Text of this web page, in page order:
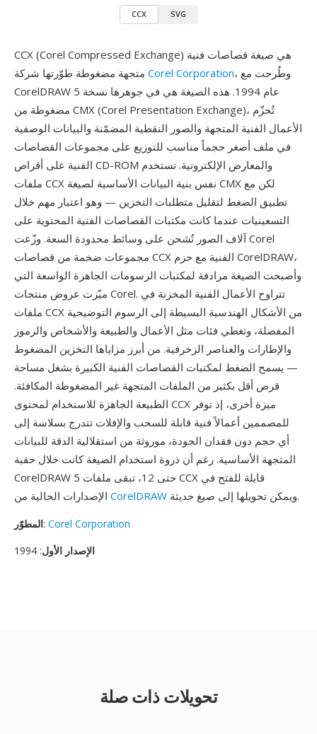
CCX SVG
CCX (Corel Compressed Exchange) هي صيغة قصاصات فنية
Corel Corporation، وطُرحت مع
CorelDRAW 5 عام 1994. هذه الصيغة هي في جوهرها نسخة
مضغوطة من CMX (Corel Presentation Exchange)، تُحزّم
الأعمال الفنية المتجهة والصور النقطية المضمّنة والبيانات الوصفية
في ملف أصغر حجماً مناسب للتوزيع على مجموعات القصاصات
الفنية على أقراص CD-ROM والمعارض الإلكترونية. تستخدم
ملفات CCX نفس بنية البيانات الأساسية لصيغة CMX لكن مع
تطبيق الضغط لتقليل متطلبات التخزين — وهو اعتبار مهم خلال
التسعينيات عندما كانت مكتبات القصاصات الفنية المحتوية على
آلاف الصور تُشحن على وسائط محدودة السعة. وزّعت Corel
مجموعات ضخمة من قصاصات CCX الفنية مع حزم CorelDRAW،
وأصبحت الصيغة مرادفة لمكتبات الرسومات الجاهزة الواسعة التي
ميّزت عروض منتجات Corel. تتراوح الأعمال الفنية المخزنة في
ملفات CCX من الأشكال الهندسية البسيطة إلى الرسوم التوضيحية
المفصلة، وتغطي فئات مثل الأعمال والطبيعة والأشخاص والرموز
والإطارات والعناصر الزخرفية. من أبرز مزاياها التخزين المضغوط
— يسمح الضغط لمكتبات القصاصات الفنية الكبيرة بشغل مساحة
قرص أقل بكثير من الملفات المتجهة غير المضغوطة المكافئة.
الطبيعة الجاهزة للاستخدام لمحتوى CCX ميزة أخرى، إذ توفر
للمصممين أعمالاً فنية قابلة للسحب والإفلات تتدرج بسلاسة إلى
أي حجم دون فقدان الجودة، موروثة من استقلالية الدقة للبيانات
المتجهة الأساسية. رغم أن ذروة استخدام الصيغة كانت خلال حقبة
CorelDRAW 5 حتى 12، تبقى ملفات CCX قابلة للفتح في
CorelDRAW ويمكن تحويلها إلى صيغ حديثة.
المطوّر: Corel Corporation
الإصدار الأول: 1994
تحويلات ذات صلة